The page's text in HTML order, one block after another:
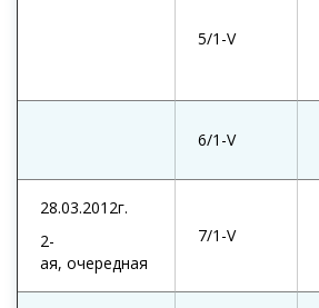
5/1-V
6/1-V
28.03.2012г.
2-
ая, очередная
7/1-V